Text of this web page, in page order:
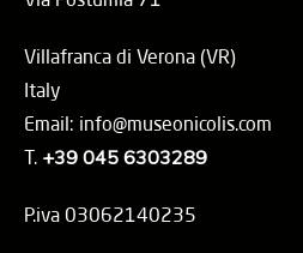
Villafranca di Verona (VR)
Italy
Email: info@museonicolis.com
T. +39 045 6303289
P.iva 03062140235